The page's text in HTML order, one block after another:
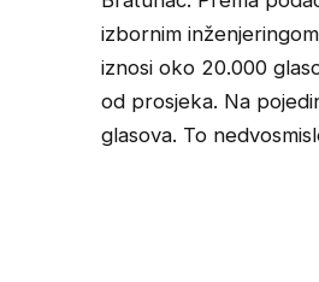
izbornim
iznosi oko 20.000
od prosjeka. Na
glasova. To